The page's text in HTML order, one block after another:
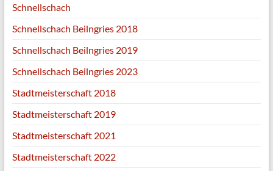
Schnellschach
Schnellschach Beilngries 2018
Schnellschach Beilngries 2019
Schnellschach Beilngries 2023
Stadtmeisterschaft 2018
Stadtmeisterschaft 2019
Stadtmeisterschaft 2021
Stadtmeisterschaft 2022